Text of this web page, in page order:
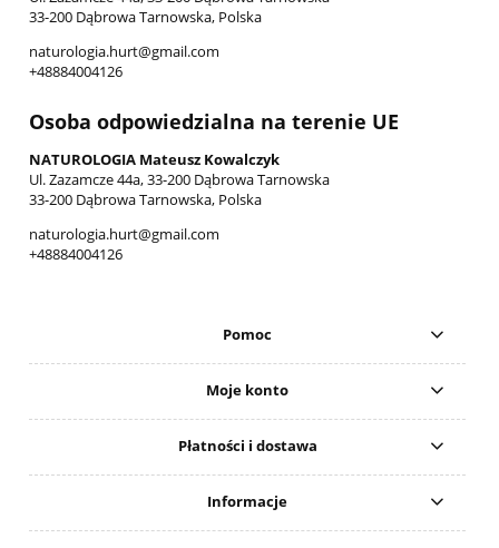
33-200 Dąbrowa Tarnowska, Polska
naturologia.hurt@gmail.com
+48884004126
Osoba odpowiedzialna na terenie UE
NATUROLOGIA Mateusz Kowalczyk
Ul. Zazamcze 44a, 33-200 Dąbrowa Tarnowska
33-200 Dąbrowa Tarnowska, Polska
naturologia.hurt@gmail.com
+48884004126
Pomoc
Moje konto
Płatności i dostawa
Informacje